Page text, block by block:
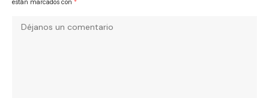
están marcados con *